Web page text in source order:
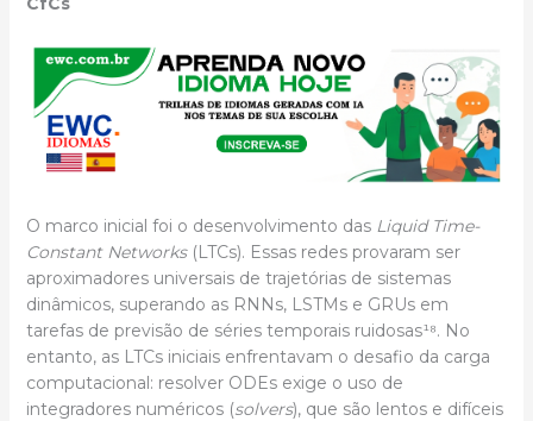
O marco inicial foi o desenvolvimento das Liquid Time-
Constant Networks(LTCs). Essas redes provaram ser
aproximadores universais de trajetórias de sistemas
dinâmicos, superando as RNNs, LSTMs e GRUs em
tarefas de previsão de séries temporais ruidosas¹⁸. No
entanto, as LTCs iniciais enfrentavam o desafio da carga
computacional: resolver ODEs exige o uso de
integradores numéricos (solvers), que são lentos e difíceis